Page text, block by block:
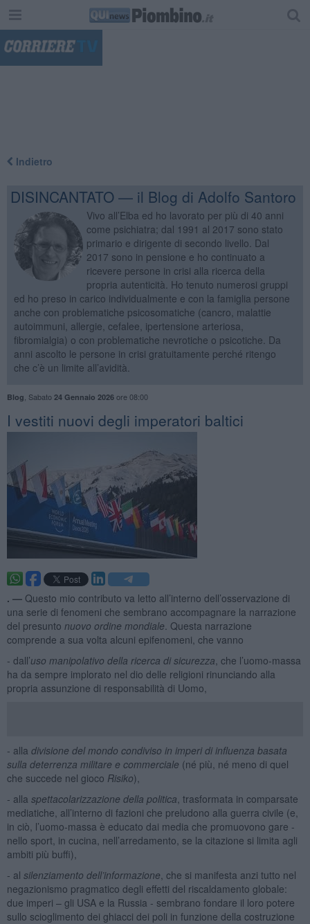
Indietro
DISINCANTATO — il Blog di Adolfo Santoro
Vivo all’Elba ed ho lavorato per più di 40 anni
come psichiatra; dal 1991 al 2017 sono stato
primario e dirigente di secondo livello. Dal
2017 sono in pensione e ho continuato a
ricevere persone in crisi alla ricerca della
propria autenticità. Ho tenuto numerosi gruppi
ed ho preso in carico individualmente e con la famiglia persone
anche con problematiche psicosomatiche (cancro, malattie
autoimmuni, allergie, cefalee, ipertensione arteriosa,
fibromialgia) o con problematiche nevrotiche o psicotiche. Da
anni ascolto le persone in crisi gratuitamente perché ritengo
che c’è un limite all’avidità.
Blog Sabato 24 Gennaio 2026ore 08:00
​I vestiti nuovi degli imperatori baltici
. — Questo mio contributo va letto all’interno dell’osservazione di
una serie di fenomeni che sembrano accompagnare la narrazione
del presunto nuovo ordine mondiale . Questa narrazione
comprende a sua volta alcuni epifenomeni, che vanno
- dall’uso manipolativo della ricerca di sicurezza , che l’uomo-massa
ha da sempre implorato nel dio delle religioni rinunciando alla
propria assunzione di responsabilità di Uomo,
- alla divisione del mondo condiviso in imperi di influenza basata
sulla deterrenza militare e commerciale (né più, né meno di quel
che succede nel gioco Risiko),
- alla spettacolarizzazione della politica , trasformata in comparsate
mediatiche, all’interno di fazioni che preludono alla guerra civile (e,
in ciò, l’uomo-massa è educato dai media che promuovono gare -
nello sport, in cucina, nell’arredamento, se la citazione si limita agli
ambiti più buffi),
- al silenziamento dell’informazione , che si manifesta anzi tutto nel
negazionismo pragmatico degli effetti del riscaldamento globale:
due imperi – gli USA e la Russia - sembrano fondare il loro potere
sullo scioglimento dei ghiacci dei poli in funzione della costruzione